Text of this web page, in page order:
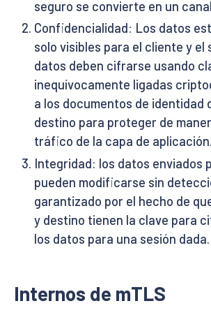
seguro se convierte en un
Confidencialidad: Los datos
solo visibles para el cliente y el
datos deben cifrarse usando
inequívocamente ligadas
a los documentos de identidad
destino para proteger de
tráfico de la capa de aplicación.
Integridad: los datos enviados
pueden modificarse sin
garantizado por el hecho de
y destino tienen la clave para
los datos para una sesión dada.
Internos de mTLS